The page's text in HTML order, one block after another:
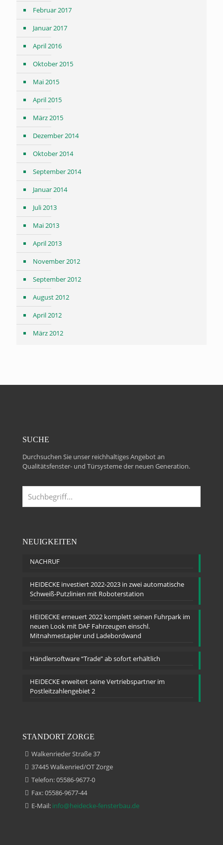
Februar 2017
Januar 2017
April 2016
Oktober 2015
Mai 2015
April 2015
März 2015
Dezember 2014
Oktober 2014
September 2014
Januar 2014
Juli 2013
Mai 2013
April 2013
November 2012
September 2012
August 2012
April 2012
März 2012
SUCHE
Durchsuchen Sie unser reichhaltiges Angebot an
Qualitätsfenster- und Türsysteme der neuen Generation.
NEUIGKEITEN
NACHRUF
HEIDECKE investiert 2022-2023 in zwei automatische
Schweiß-Putzlinien mit Roboterstation
HEIDECKE erneuert 2022 komplett seinen Fuhrpark im
neuen Look mit DAF Fahrzeugen einschl.
Mitnahmestapler und Ladebordwand
Händlersoftware “Trade” ab sofort erhältlich
HEIDECKE erweitert seine Vertriebspartner im
Postleitzahlengebiet 2
STANDORT ZORGE
Walkenrieder Straße 37
37445 Walkenried/OT Zorge
Telefon: 05586-9677-0
Fax: 05586-9677-44
E-Mail: info@heidecke-fensterbau.de